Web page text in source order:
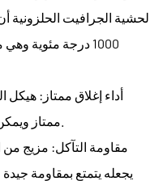
لحشية الجرافيت الحلزونية
1000 درجة مئوية
أداء إغلاق ممتاز: هيكل
يجعله يتمتع بمقاومة